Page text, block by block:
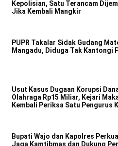
Kepolisian, Satu Terancam
Jika Kembali Mangkir
PUPR Takalar Sidak Gudang
Mangadu, Diduga Tak Kantongi
Usut Kasus Dugaan Korupsi
Olahraga Rp15 Miliar, Kejari
Kembali Periksa Satu Pengurus
Bupati Wajo dan Kapolres
Jaga Kamtibmas dan Dukung